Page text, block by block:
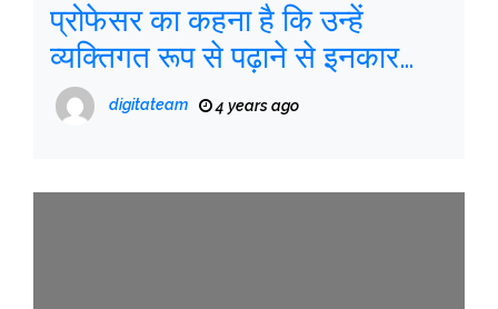
प्रोफेसर का कहना है कि उन्हें
व्यक्तिगत रूप से पढ़ाने से इनकार
करने पर निकाल दिया गया था
digitateam 4 years ago